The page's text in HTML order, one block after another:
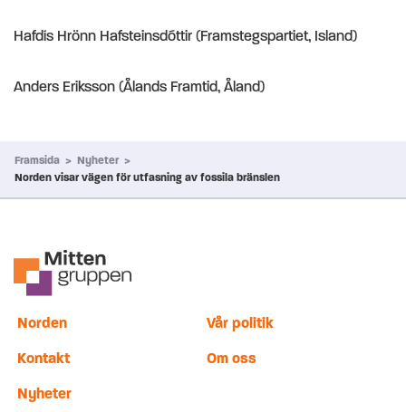
Hafdís Hrönn Hafsteinsdóttir (Framstegspartiet, Island)
Anders Eriksson (Ålands Framtid, Åland)
Framsida > Nyheter >
Norden visar vägen för utfasning av fossila bränslen
Norden Vår politik
Kontakt Om oss
Nyheter